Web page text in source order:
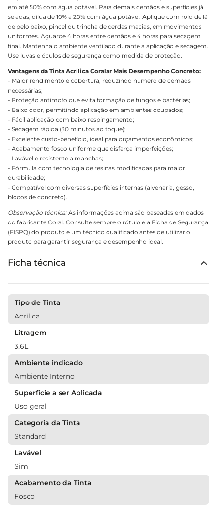
em até 50% com água potável. Para demais demãos e superfícies já
seladas, dilua de 10% a 20% com água potável. Aplique com rolo de lã
de pelo baixo, pincel ou trincha de cerdas macias, em movimentos
uniformes. Aguarde 4 horas entre demãos e 4 horas para secagem
final. Mantenha o ambiente ventilado durante a aplicação e secagem.
Use luvas e óculos de segurança como medida de proteção.
Vantagens da Tinta Acrílica Coralar Mais Desempenho Concreto:
- Maior rendimento e cobertura, reduzindo número de demãos
necessárias;
- Proteção antimofo que evita formação de fungos e bactérias;
- Baixo odor, permitindo aplicação em ambientes ocupados;
- Fácil aplicação com baixo respingamento;
- Secagem rápida (30 minutos ao toque);
- Excelente custo-benefício, ideal para orçamentos econômicos;
- Acabamento fosco uniforme que disfarça imperfeições;
- Lavável e resistente a manchas;
- Fórmula com tecnologia de resinas modificadas para maior
durabilidade;
- Compatível com diversas superfícies internas (alvenaria, gesso,
blocos de concreto).
Observação técnica:As informações acima são baseadas em dados
do fabricante Coral. Consulte sempre o rótulo e a Ficha de Segurança
(FISPQ) do produto e um técnico qualificado antes de utilizar o
produto para garantir segurança e desempenho ideal.
Ficha técnica
Tipo de Tinta
Acrílica
Litragem
3,6L
Ambiente indicado
Ambiente Interno
Superfície a ser Aplicada
Uso geral
Categoria da Tinta
Standard
Lavável
Sim
Acabamento da Tinta
Fosco